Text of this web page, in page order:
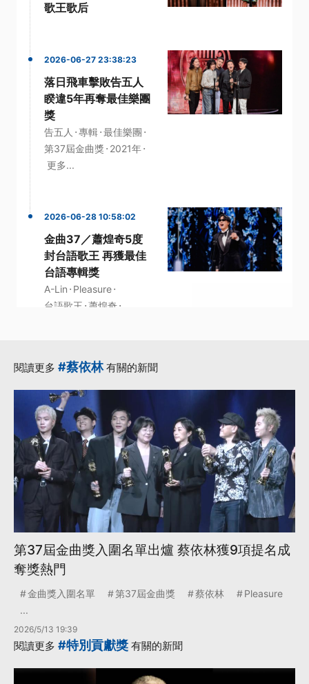
歌王歌后
2026-06-27 23:38:23
落日飛車擊敗告五人
睽違5年再奪最佳樂團
獎
告五人 ·專輯·最佳樂團 ·
第37屆金曲獎· 2021年·
更多...
2026-06-28 10:58:02
金曲37／蕭煌奇5度
封台語歌王 再獲最佳
台語專輯獎
A-Lin · Pleasure·
台語歌王 ·蕭煌奇·
閱讀更多 #蔡依林有關的新聞
第37屆金曲獎入圍名單出爐 蔡依林獲9項提名成
奪獎熱門
金曲獎入圍名單 第37屆金曲獎 蔡依林
Pleasure
...
2026/5/13 19:39
閱讀更多 #特別貢獻獎 有關的新聞